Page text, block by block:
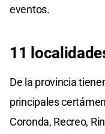
eventos.
11
De la provincia
principales
Coronda, Recreo,